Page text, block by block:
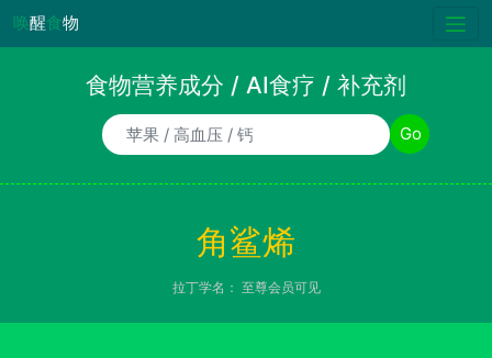
唤醒食物
食物营养成分 / AI食疗 / 补充剂
食物/AI食疗诉求/补充剂名称 Go
角鲨烯
拉丁学名： 至尊会员可见